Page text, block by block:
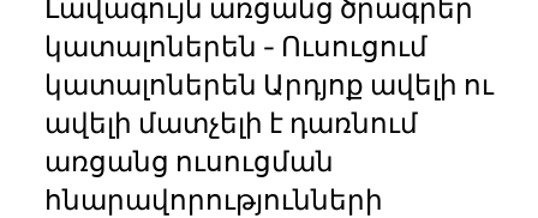
Լավագույն առցանց ծրագրեր
կատալոներեն - Ուսուցում
կատալոներեն Արդյոք ավելի ու
ավելի մատչելի է դառնում
առցանց ուսուցման
հնարավորությունների